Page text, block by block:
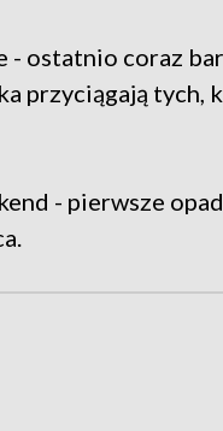
- ostatnio coraz
przyciągają tych,
- pierwsze